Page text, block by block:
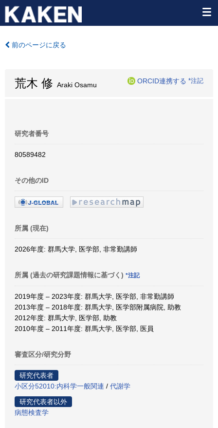
前のページに戻る
荒木 修 Araki Osamu
ORCID連携する *注記
研究者番号
80589482
その他のID
所属 (現在)
2026年度: 群馬大学, 医学部, 非常勤講師
所属 (過去の研究課題情報に基づく) *注記
2019年度 – 2023年度: 群馬大学, 医学部, 非常勤講師
2013年度 – 2018年度: 群馬大学, 医学部附属病院, 助教
2012年度: 群馬大学, 医学部, 助教
2010年度 – 2011年度: 群馬大学, 医学部, 医員
審査区分/研究分野
研究代表者
小区分52010:内科学一般関連 / 代謝学
研究代表者以外
病態検査学